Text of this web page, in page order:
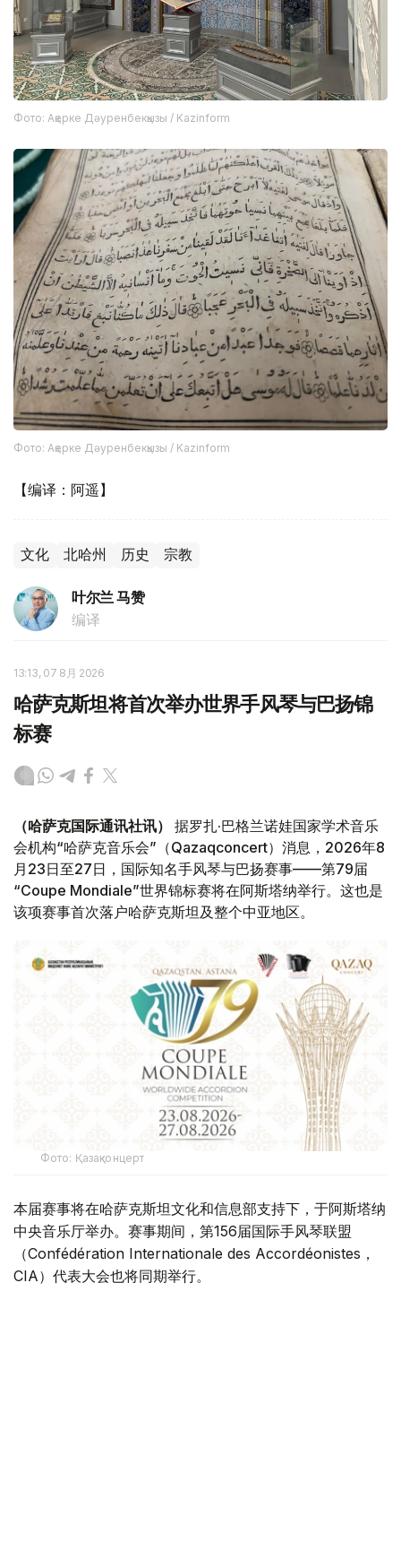
Фото: Ақерке Дәуренбекқызы / Kazinform
Фото: Ақерке Дәуренбекқызы / Kazinform
【编译：阿遥】
文化 北哈州 历史 宗教
叶尔兰 马赞
编译
13:13, 07 8月 2026
哈萨克斯坦将首次举办世界手风琴与巴扬锦
标赛
（哈萨克国际通讯社讯）
据罗扎·巴格兰诺娃国家学术音乐
会机构“哈萨克音乐会”（Qazaqconcert）消息，2026年8
月23日至27日，国际知名手风琴与巴扬赛事——第79届
“Coupe Mondiale”世界锦标赛将在阿斯塔纳举行。这也是
该项赛事首次落户哈萨克斯坦及整个中亚地区。
Фото: Қазақконцерт
本届赛事将在哈萨克斯坦文化和信息部支持下，于阿斯塔纳
中央音乐厅举办。赛事期间，第156届国际手风琴联盟
（Confédération Internationale des Accordéonistes，
CIA）代表大会也将同期举行。